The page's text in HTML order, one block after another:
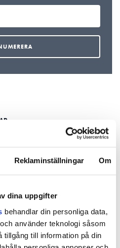
Reklaminställningar Om
dina uppgifter
behandlar din personliga data,
använder teknologi såsom
till information på din
på APL –
minskar
trots
lärare
Refis